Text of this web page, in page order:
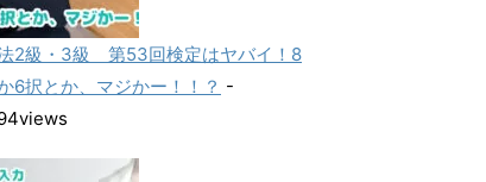
2級・3級 第53回検定はヤバイ！8
6択とか、マジかー！！？ -